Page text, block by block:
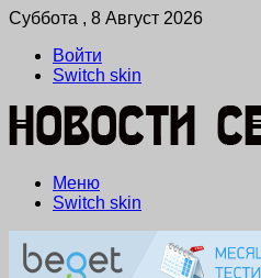
Суббота , 8 Август 2026
Войти
Switch skin
Меню
Switch skin